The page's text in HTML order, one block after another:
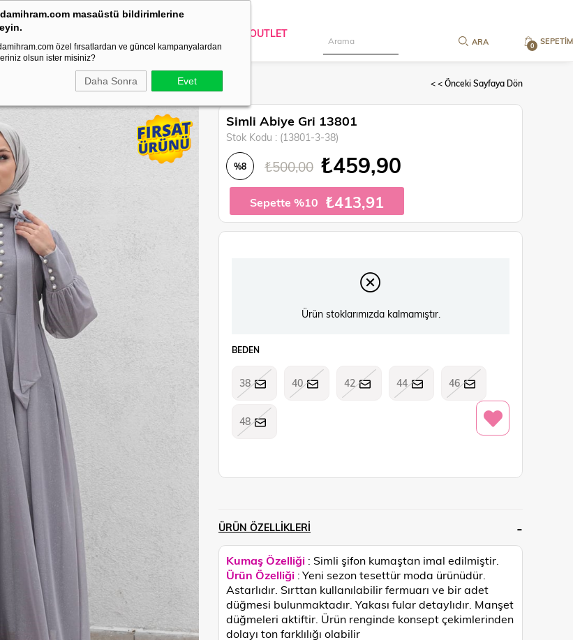
masaüstü bildirimlerine
özel fırsatlardan ve güncel kampanyalardan
olsun ister misiniz?
Daha Sonra Evet
SEPETIM
0
DIŞ GİYİM OUTLET
< < Önceki Sayfaya Dön
Simli Abiye Gri 13801
Stok Kodu (13801-3-38)
%8 ₺500,00 ₺459,90
Sepette %10 ₺413,91
Ürün stoklarımızda kalmamıştır.
BEDEN
38 40 42 44 46
48
ÜRÜN ÖZELLIKLERI
Kumaş Özelliği : Simli şifon kumaştan imal edilmiştir.
Ürün Özelliği :Yeni sezon tesettür moda ürünüdür.
Astarlıdır. Sırttan kullanılabilir fermuarı ve bir adet
düğmesi bulunmaktadır. Yakası fular detaylıdır. Manşet
düğmeleri aktiftir. Ürün renginde konsept çekimlerinden
dolayı ton farklılığı olabilir